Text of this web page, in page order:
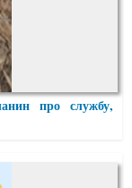
про службу,